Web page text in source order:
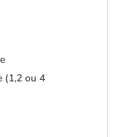
(1,2 ou 4